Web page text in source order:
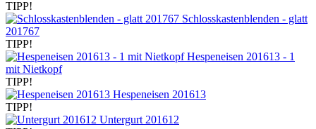
TIPP!
Schlosskastenblenden - glatt
201767
TIPP!
Hespeneisen 201613 - 1
mit Nietkopf
TIPP!
Hespeneisen 201613
TIPP!
Untergurt 201612